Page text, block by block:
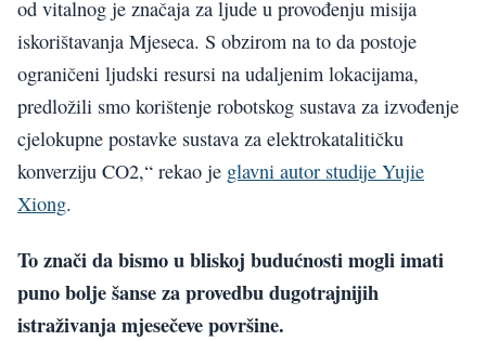
od vitalnog je značaja za ljude u provođenju misija
iskorištavanja Mjeseca. S obzirom na to da postoje
ograničeni ljudski resursi na udaljenim lokacijama,
predložili smo korištenje robotskog sustava za izvođenje
cjelokupne postavke sustava za elektrokatalitičku
konverziju CO2,“ rekao je glavni autor studije Yujie
Xiong.
To znači da bismo u bliskoj budućnosti mogli imati
puno bolje šanse za provedbu dugotrajnijih
istraživanja mjesečeve površine.